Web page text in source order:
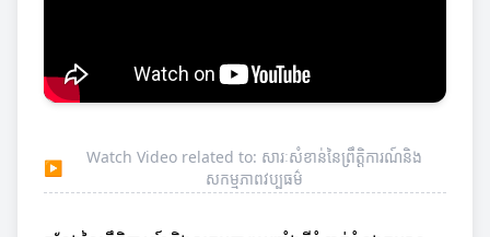
▶
Watch Video related to: សារៈសំខាន់នៃព្រឹត្តិការណ៍និង
សកម្មភាពវប្បធម៌